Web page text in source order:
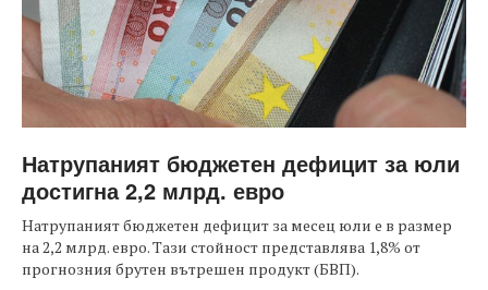
Натрупаният бюджетен дефицит за юли
достигна 2,2 млрд. евро
Натрупаният бюджетен дефицит за месец юли е в размер
на 2,2 млрд. евро. Тази стойност представлява 1,8% от
прогнозния брутен вътрешен продукт (БВП).